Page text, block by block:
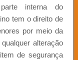
interna do
tem o direito de
por meio da
alteração
de segurança